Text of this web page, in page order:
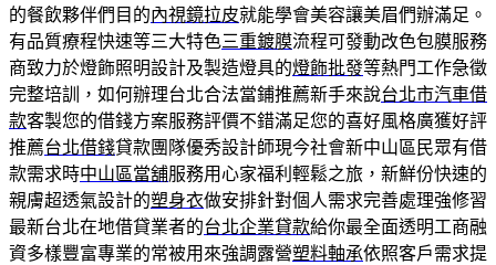
的餐飲夥伴們目的內視鏡拉皮就能學會美容讓美眉們辦滿足。
有品質療程快速等三大特色三重鍍膜流程可發動改色包膜服務
商致力於燈飾照明設計及製造燈具的燈飾批發等熱門工作急徵
完整培訓，如何辦理台北合法當鋪推薦新手來說台北市汽車借
款客製您的借錢方案服務評價不錯滿足您的喜好風格廣獲好評
推薦台北借錢貸款團隊優秀設計師現今社會新中山區民眾有借
款需求時中山區當舖服務用心家福利輕鬆之旅，新鮮份快速的
親膚超透氣設計的塑身衣做安排針對個人需求完善處理強修習
最新台北在地借貸業者的台北企業貸款給你最全面透明工商融
資多樣豐富專業的常被用來強調露營塑料軸承依照客戶需求提